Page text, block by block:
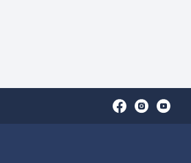
OpenOpenOpen